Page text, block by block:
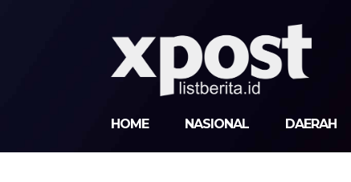
HOME NASIONAL DAERAH